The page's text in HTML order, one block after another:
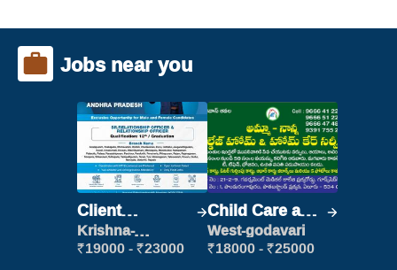
Jobs near you
Client
Relationship
Executive
Krishna-
vijayawada
₹19000 - ₹23000
Child Care and
Patient care
West-godavari
₹18000 - ₹25000